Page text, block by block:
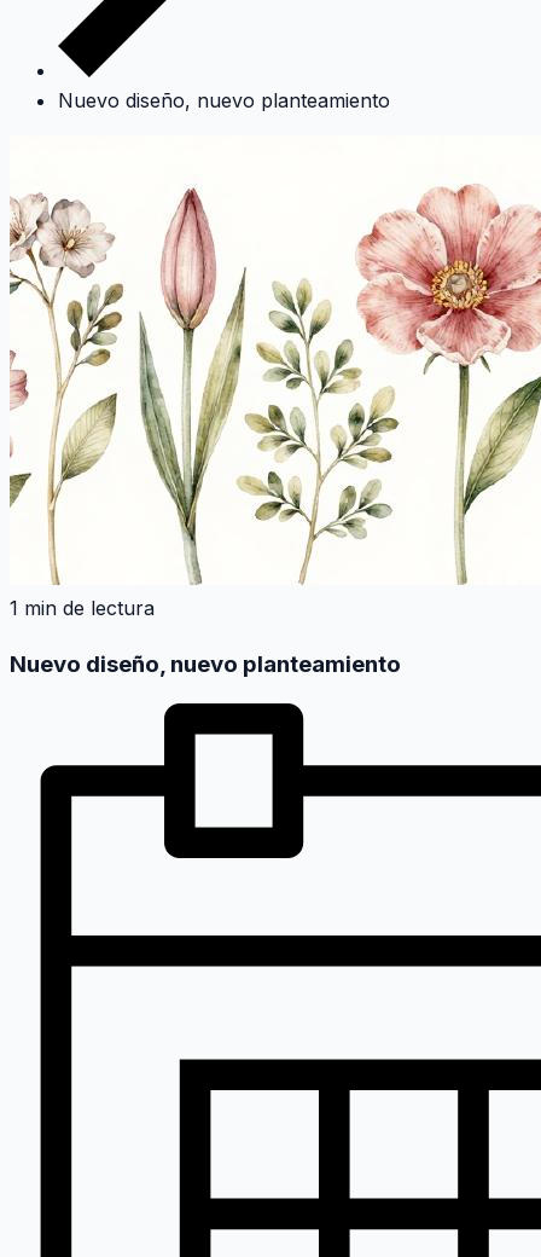
Nuevo diseño, nuevo planteamiento
1 min de lectura
Nuevo diseño, nuevo planteamiento